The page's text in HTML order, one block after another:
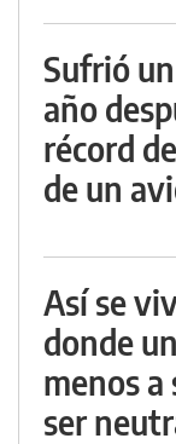
Sufrió
año
récord
de un
Así se
donde
menos a
ser